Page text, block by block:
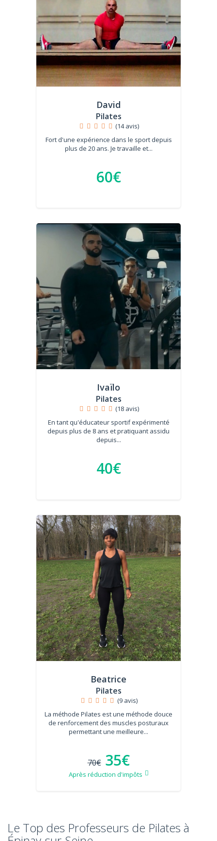
David
Pilates
(14 avis)
Fort d'une expérience dans le sport depuis
plus de 20 ans. Je travaille et...
60€
Ivaïlo
Pilates
(18 avis)
En tant qu'éducateur sportif expérimenté
depuis plus de 8 ans et pratiquant assidu
depuis...
40€
Beatrice
Pilates
(9 avis)
La méthode Pilates est une méthode douce
de renforcement des muscles posturaux
permettant une meilleure...
70€ 35€
Après réduction d'impôts
Le Top des Professeurs de Pilates à